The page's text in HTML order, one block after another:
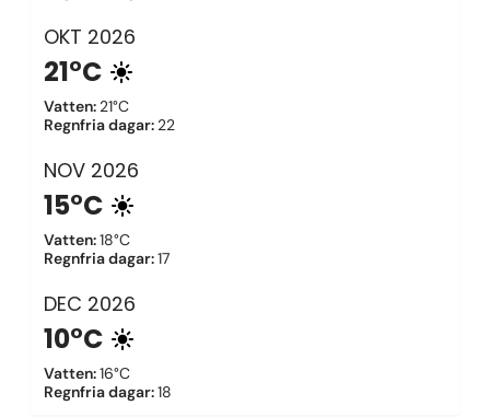
OKT 2026
21°C
Vatten: 21°C
Regnfria dagar: 22
NOV 2026
15°C
Vatten:18°C
Regnfria dagar:17
DEC 2026
10°C
Vatten:16°C
Regnfria dagar:18